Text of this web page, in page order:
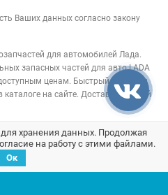
Ваших данных согласно закону
для автомобилей Лада.
запасных частей для авто LADA
ценам. Быстрый подбор и
на сайте. Доставка по всей
защищеныкарта сайта;
конфиденциальности
для хранения данных. Продолжая
на работу с этими файлами.
Ок